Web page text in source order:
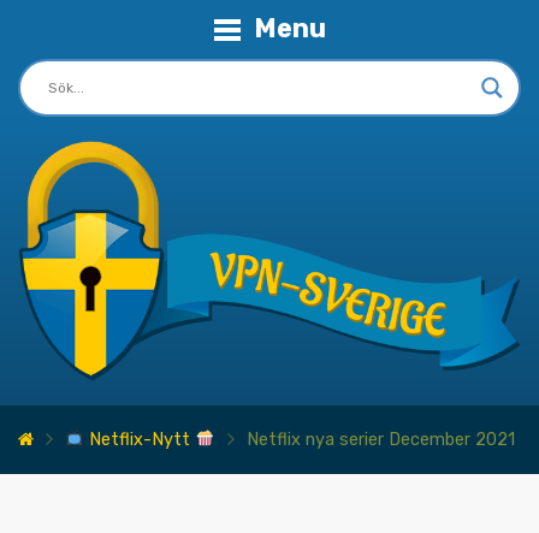
Menu
Netflix-Nytt Netflix nya serier December 2021